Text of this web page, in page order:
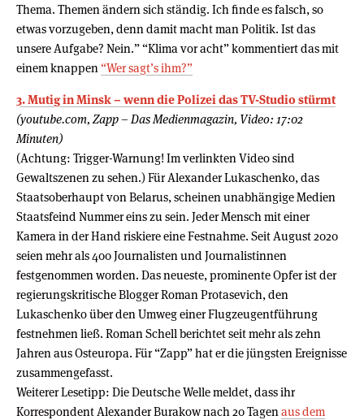
Thema. Themen ändern sich ständig. Ich finde es falsch, so
etwas vorzugeben, denn damit macht man Politik. Ist das
unsere Aufgabe? Nein.” “Klima vor acht” kommentiert das mit
einem knappen “Wer sagt’s ihm?”
3. Mutig in Minsk – wenn die Polizei das TV-Studio stürmt
(youtube.com, Zapp – Das Medienmagazin, Video: 17:02
Minuten)
(Achtung: Trigger-Warnung! Im verlinkten Video sind
Gewaltszenen zu sehen.) Für Alexander Lukaschenko, das
Staatsoberhaupt von Belarus, scheinen unabhängige Medien
Staatsfeind Nummer eins zu sein. Jeder Mensch mit einer
Kamera in der Hand riskiere eine Festnahme. Seit August 2020
seien mehr als 400 Journalisten und Journalistinnen
festgenommen worden. Das neueste, prominente Opfer ist der
regierungskritische Blogger Roman Protasevich, den
Lukaschenko über den Umweg einer Flugzeugentführung
festnehmen ließ. Roman Schell berichtet seit mehr als zehn
Jahren aus Osteuropa. Für “Zapp” hat er die jüngsten Ereignisse
zusammengefasst.
Weiterer Lesetipp: Die Deutsche Welle meldet, dass ihr
Korrespondent Alexander Burakow nach 20 Tagen aus dem